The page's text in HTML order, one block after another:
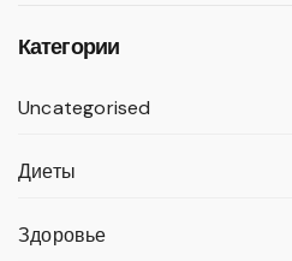
Категории
Uncategorised
Диеты
Здоровье